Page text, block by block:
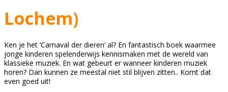
Lochem)
Ken je het ‘Carnaval der dieren’ al? En fantastisch boek waarmee
jonge kinderen spelenderwijs kennismaken met de wereld van
klassieke muziek. En wat gebeurt er wanneer kinderen muziek
horen? Dan kunnen ze meestal niet stil blijven zitten.. Komt dat
even goed uit!